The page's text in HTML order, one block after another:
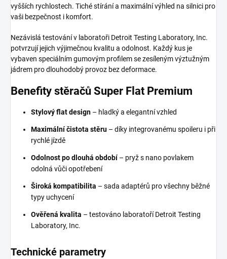
vyšších rychlostech. Tiché stírání a maximální výhled na silnici pro
vaši bezpečnost i komfort.
Nezávislá testování v laboratoři Detroit Testing Laboratory, Inc.
potvrzují jejich výjimečnou kvalitu a odolnost. Každý kus je
vybaven speciálním gumovým profilem se zesíleným výztužným
jádrem pro dlouhodobý provoz bez deformace.
Benefity stěračů Super Flat Premium
Stylový flat design – hladký a elegantní vzhled
Maximální čistota stěru – díky integrovanému spoileru i při
rychlé jízdě
Odolnost po dlouhá období– pryž s nano povlakem
odolná vůči opotřebení
Široká kompatibilita – sada adaptérů pro všechny běžné
typy uchycení
Ověřená kvalita – testováno laboratoří Detroit Testing
Laboratory, Inc.
Technické parametry